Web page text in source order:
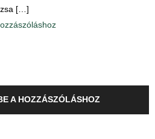
[…]
A HOZZÁSZÓLÁSHOZ